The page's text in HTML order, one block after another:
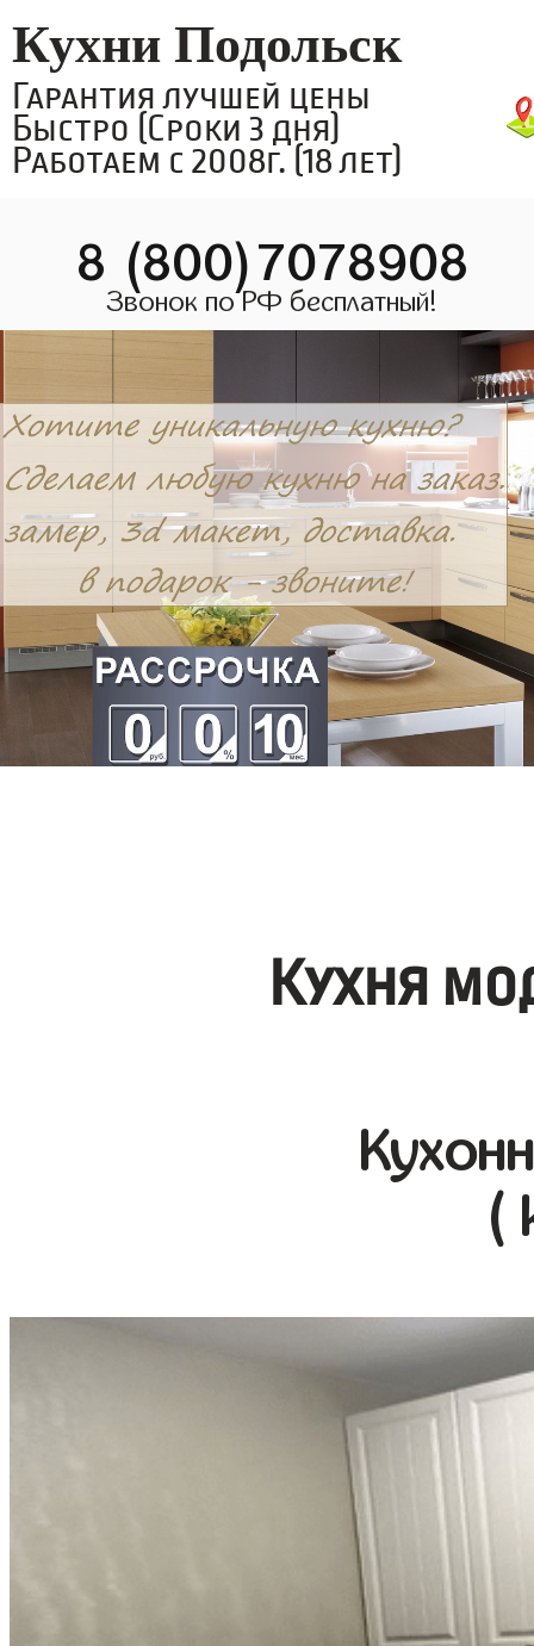
Кухни Подольск
Гарантия лучшей цены
Быстро (Сроки 3 дня)
Работаем с 2008г. (18 лет)
8 (800)7078908
Звонок по РФ бесплатный!
Кухня
(